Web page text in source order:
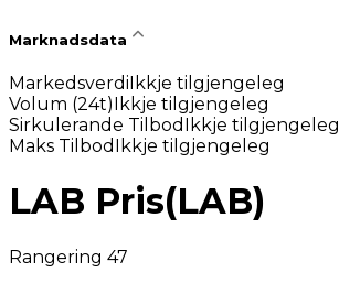
Marknadsdata
MarkedsverdiIkkje tilgjengeleg
Volum (24t)Ikkje tilgjengeleg
Sirkulerande Tilbod Ikkje tilgjengeleg
Maks Tilbod Ikkje tilgjengeleg
LAB Pris(LAB)
Rangering 47